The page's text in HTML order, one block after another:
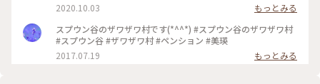
カメラ旅 #私のことりっぷ旅 #美しい町 #スプウン谷のザワザ
ワ村 #おとぎの国 #一棟貸し宿 #美瑛町 #北海道
2020.10.03
もっとみる
スプウン谷のザワザワ村です(*^^*) #スプウン谷のザワザワ村
#スプウン谷 #ザワザワ村 #ペンション #美瑛
2017.07.19
もっとみる